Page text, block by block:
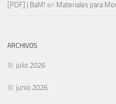
[PDF] | BaM! en Materiales para
ARCHIVOS
julio 2026
junio 2026